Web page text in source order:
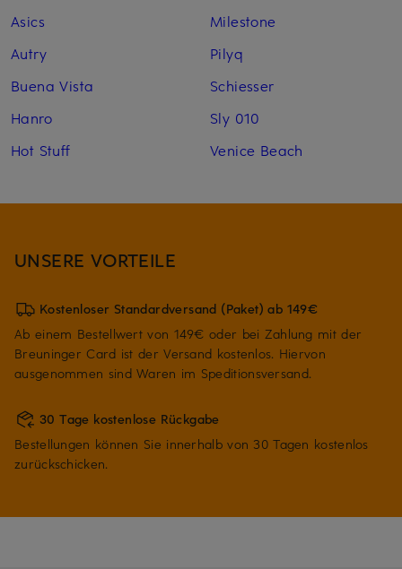
Asics
Autry
Buena Vista
Hanro
Hot Stuff
Milestone
Pilyq
Schiesser
Sly 010
Venice Beach
UNSERE VORTEILE
Kostenloser Standardversand (Paket) ab 149€
Ab einem Bestellwert von 149€ oder bei Zahlung mit der
Breuninger Card ist der Versand kostenlos. Hiervon
ausgenommen sind Waren im Speditionsversand.
30 Tage kostenlose Rückgabe
Bestellungen können Sie innerhalb von 30 Tagen kostenlos
zurückschicken.